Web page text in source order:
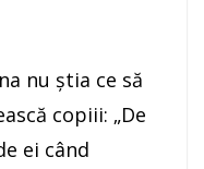
nu ştia ce să
copiii: „De
ei când